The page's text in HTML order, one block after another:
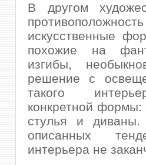
В другом
искусственные
похожие на
изгибы,
решение с
такого
конкретной
стулья и
описанных
интерьера не